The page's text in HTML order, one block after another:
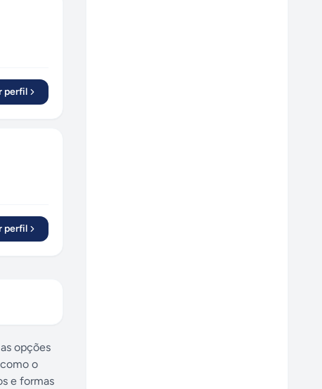
perfil
perfil
opções
o
e formas